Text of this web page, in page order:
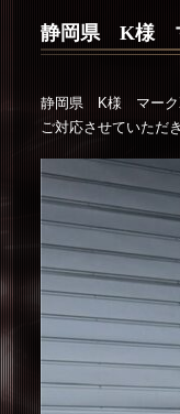
静岡県 K様
静岡県 K様 マークX
ご対応させていただ